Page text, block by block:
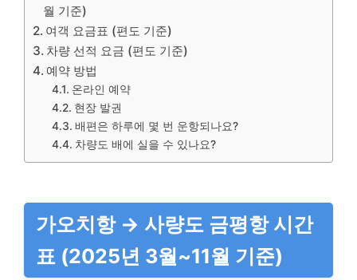
월 기준)
여객 요금표 (편도 기준)
차량 선적 요금 (편도 기준)
예약 방법
온라인 예약
현장 발권
배편은 하루에 몇 번 운항되나요?
차량도 배에 실을 수 있나요?
가오치항 → 사량도 금평항 시간
표 (2025년 3월~11월 기준)